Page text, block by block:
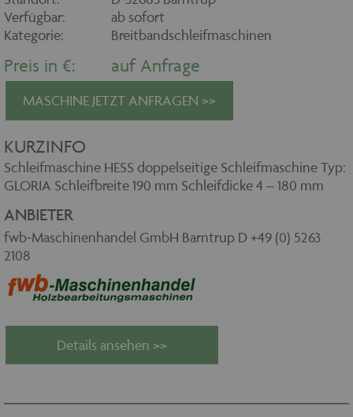
Verfügbar:
ab sofort
Kategorie:
Breitbandschleifmaschinen
Preis in €: auf Anfrage
MASCHINE JETZT ANFRAGEN >>
KURZINFO
Schleifmaschine HESS doppelseitige Schleifmaschine Typ:
GLORIA Schleifbreite 190 mm Schleifdicke 4 – 180 mm
ANBIETER
fwb-Maschinenhandel GmbH Barntrup D +49 (0) 5263
2108
Details ansehen >>